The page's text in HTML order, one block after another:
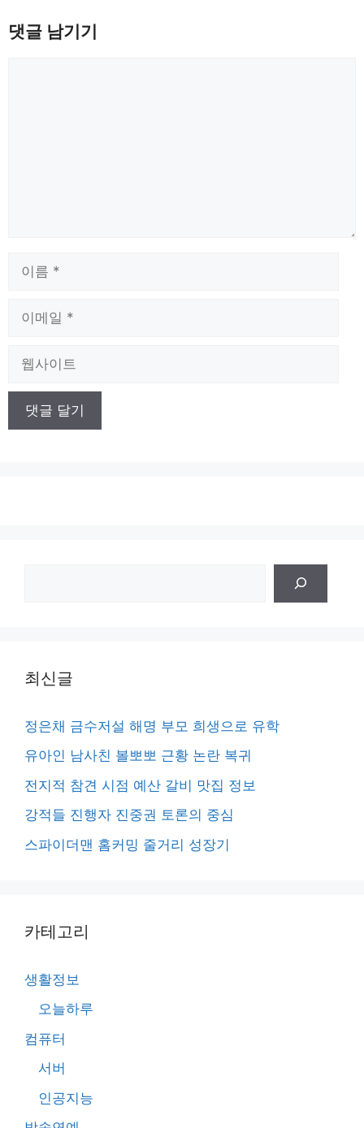
댓글 남기기
최신글
정은채 금수저설 해명 부모 희생으로 유학
유아인 남사친 볼뽀뽀 근황 논란 복귀
전지적 참견 시점 예산 갈비 맛집 정보
강적들 진행자 진중권 토론의 중심
스파이더맨 홈커밍 줄거리 성장기
카테고리
생활정보
오늘하루
컴퓨터
서버
인공지능